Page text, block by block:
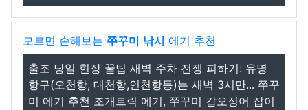
모르면 손해보는 쭈꾸미 낚시 에기 추천
출조 당일 현장 꿀팁 새벽 주차 전쟁 피하기: 유명
항구(오천항, 대천항,인천항등)는 새벽 3시만... 쭈꾸
미 에기 추천 조개트릭 에기, 쭈꾸미 갑오징어 잡이